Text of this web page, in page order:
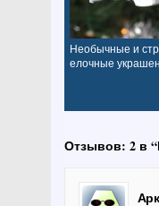
Необычные и
елочные
Отзывов: 2 в